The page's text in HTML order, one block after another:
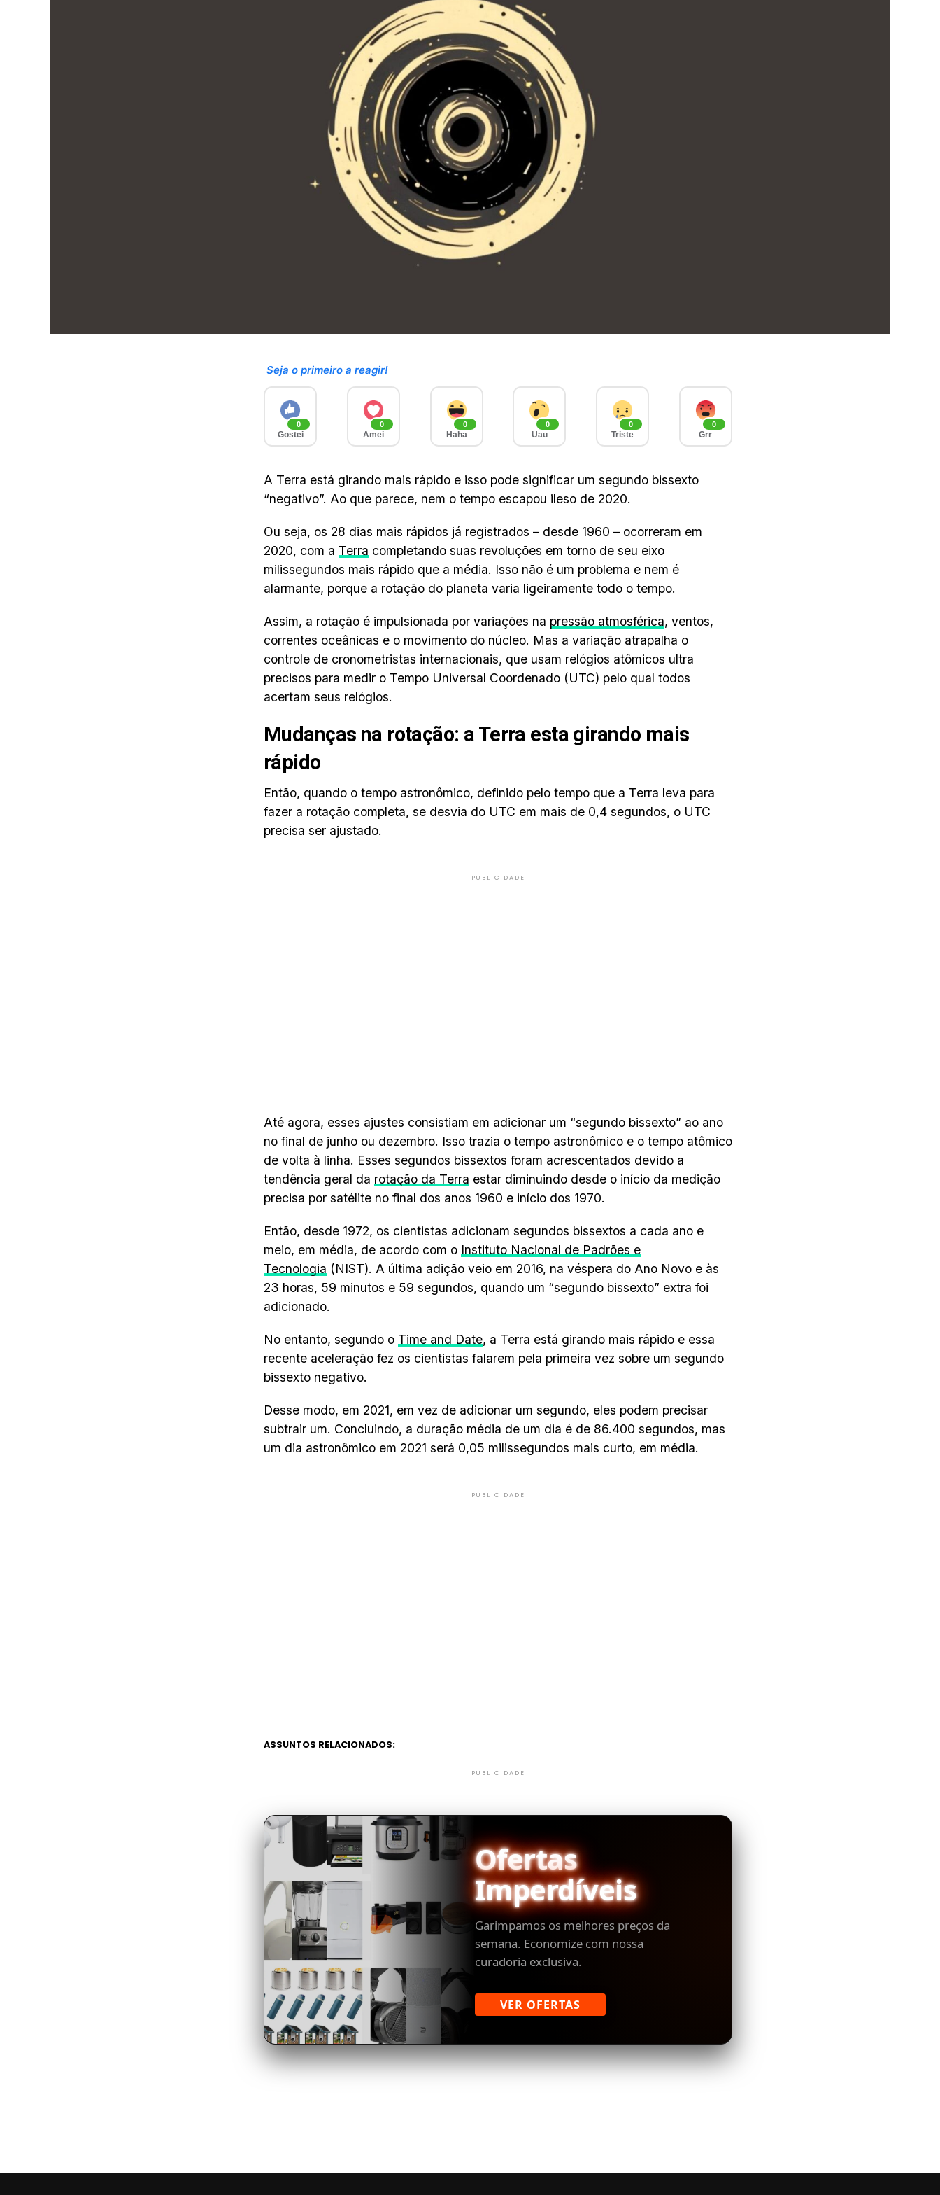
Seja o primeiro a reagir!
0
Gostei
0
Amei
0
Haha
0
Uau
0
Triste
0
Grr
A Terra está girando mais rápido e isso pode significar um segundo bissexto
“negativo”. Ao que parece, nem o tempo escapou ileso de 2020.
Ou seja, os 28 dias mais rápidos já registrados – desde 1960 – ocorreram em
2020, com a Terra completando suas revoluções em torno de seu eixo
milissegundos mais rápido que a média. Isso não é um problema e nem é
alarmante, porque a rotação do planeta varia ligeiramente todo o tempo.
Assim, a rotação é impulsionada por variações na pressão atmosférica, ventos,
correntes oceânicas e o movimento do núcleo. Mas a variação atrapalha o
controle de cronometristas internacionais, que usam relógios atômicos ultra
precisos para medir o Tempo Universal Coordenado (UTC) pelo qual todos
acertam seus relógios.
Mudanças na rotação: a Terra esta girando mais
rápido
Então, quando o tempo astronômico, definido pelo tempo que a Terra leva para
fazer a rotação completa, se desvia do UTC em mais de 0,4 segundos, o UTC
precisa ser ajustado.
PUBLICIDADE
Até agora, esses ajustes consistiam em adicionar um “segundo bissexto” ao ano
no final de junho ou dezembro. Isso trazia o tempo astronômico e o tempo atômico
de volta à linha. Esses segundos bissextos foram acrescentados devido a
tendência geral da rotação da Terra estar diminuindo desde o início da medição
precisa por satélite no final dos anos 1960 e início dos 1970.
Então, desde 1972, os cientistas adicionam segundos bissextos a cada ano e
meio, em média, de acordo com o Instituto Nacional de Padrões e
Tecnologia (NIST). A última adição veio em 2016, na véspera do Ano Novo e às
23 horas, 59 minutos e 59 segundos, quando um “segundo bissexto” extra foi
adicionado.
No entanto, segundo o Time and Date, a Terra está girando mais rápido e essa
recente aceleração fez os cientistas falarem pela primeira vez sobre um segundo
bissexto negativo.
Desse modo, em 2021, em vez de adicionar um segundo, eles podem precisar
subtrair um. Concluindo, a duração média de um dia é de 86.400 segundos, mas
um dia astronômico em 2021 será 0,05 milissegundos mais curto, em média.
PUBLICIDADE
ASSUNTOS RELACIONADOS:
PUBLICIDADE
Ofertas
Imperdíveis
Garimpamos os melhores preços da
semana. Economize com nossa
curadoria exclusiva.
VER OFERTAS